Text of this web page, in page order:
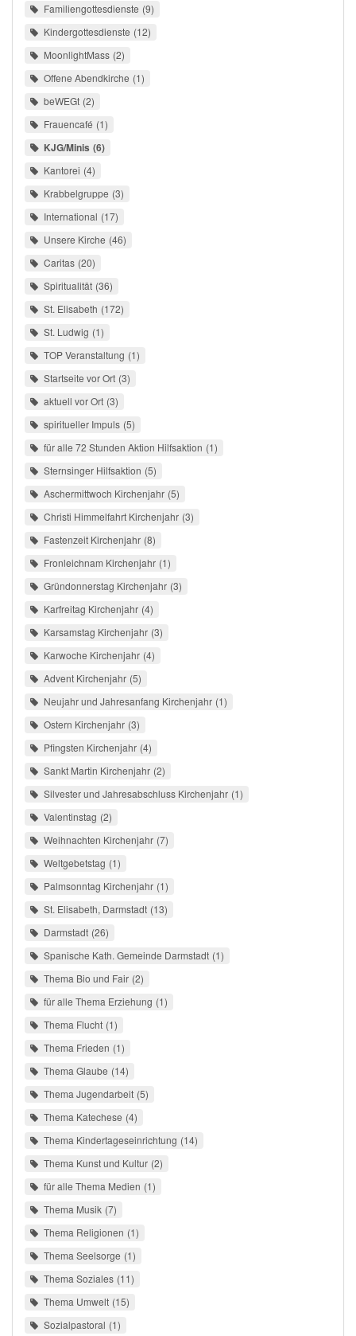
Familiengottesdienste 9
Kindergottesdienste 12
MoonlightMass 2
Offene Abendkirche 1
beWEGt 2
Frauencafé 1
KJG/Minis 6
Kantorei 4
Krabbelgruppe 3
International 17
Unsere Kirche 46
Caritas 20
Spiritualität 36
St. Elisabeth 172
St. Ludwig 1
TOP Veranstaltung 1
Startseite vor Ort 3
aktuell vor Ort 3
spiritueller Impuls 5
für alle 72 Stunden Aktion Hilfsaktion 1
Sternsinger Hilfsaktion 5
Aschermittwoch Kirchenjahr 5
Christi Himmelfahrt Kirchenjahr 3
Fastenzeit Kirchenjahr 8
Fronleichnam Kirchenjahr 1
Gründonnerstag Kirchenjahr 3
Karfreitag Kirchenjahr 4
Karsamstag Kirchenjahr 3
Karwoche Kirchenjahr 4
Advent Kirchenjahr 5
Neujahr und Jahresanfang Kirchenjahr 1
Ostern Kirchenjahr 3
Pfingsten Kirchenjahr 4
Sankt Martin Kirchenjahr 2
Silvester und Jahresabschluss Kirchenjahr 1
Valentinstag 2
Weihnachten Kirchenjahr 7
Weltgebetstag 1
Palmsonntag Kirchenjahr 1
St. Elisabeth, Darmstadt 13
Darmstadt 26
Spanische Kath. Gemeinde Darmstadt 1
Thema Bio und Fair 2
für alle Thema Erziehung 1
Thema Flucht 1
Thema Frieden 1
Thema Glaube 14
Thema Jugendarbeit 5
Thema Katechese 4
Thema Kindertageseinrichtung 14
Thema Kunst und Kultur 2
für alle Thema Medien 1
Thema Musik 7
Thema Religionen 1
Thema Seelsorge 1
Thema Soziales 11
Thema Umwelt 15
Sozialpastoral 1